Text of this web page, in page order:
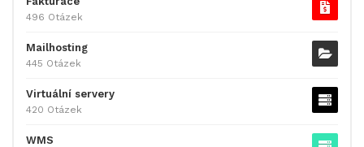
496 Otázek
Mailhosting
445 Otázek
Virtuální servery
420 Otázek
WMS